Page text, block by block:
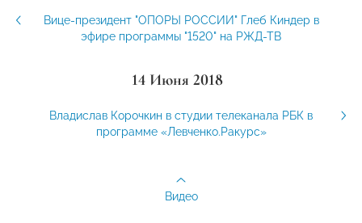
Вице-президент "ОПОРЫ РОССИИ" Глеб Киндер в
эфире программы "1520" на РЖД-ТВ
14 Июня 2018
Владислав Корочкин в студии телеканала РБК в
программе «Левченко.Ракурс»
Видео